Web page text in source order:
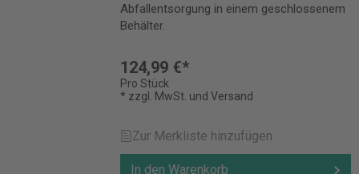
Abfallentsorgung in einem geschlossenem
Behälter.
124,99 €*
Pro Stück
* zzgl. MwSt. und Versand
Zur Merkliste hinzufügen
In den Warenkorb